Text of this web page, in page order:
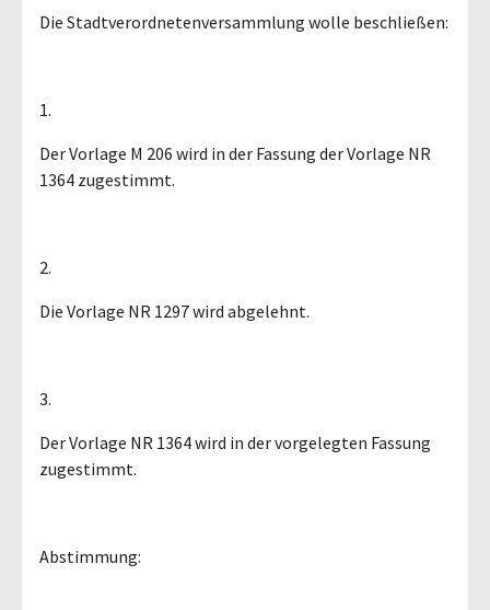
Die Stadtverordnetenversammlung wolle beschließen:
1.
Der Vorlage M 206 wird in der Fassung der Vorlage NR
1364 zugestimmt.
2.
Die Vorlage NR 1297 wird abgelehnt.
3.
Der Vorlage NR 1364 wird in der vorgelegten Fassung
zugestimmt.
Abstimmung: